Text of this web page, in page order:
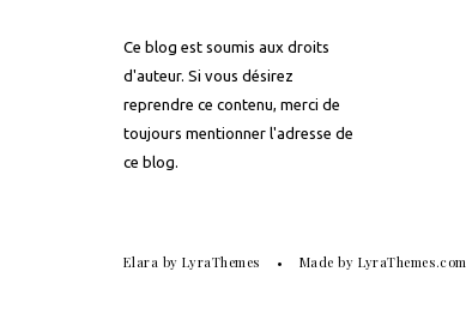
Ce blog est soumis aux droits
d'auteur. Si vous désirez
reprendre ce contenu, merci de
toujours mentionner l'adresse de
ce blog.
Elara by LyraThemes Made byLyraThemes.com